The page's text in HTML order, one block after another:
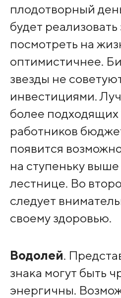
плодотворный
будет
посмотреть на
оптимистичнее.
звезды не
инвестициями.
более подходящих
работников
появится
на ступеньку
лестнице. Во
следует
своему здоровью.
Водолей.
знака могут быть
энергичны.